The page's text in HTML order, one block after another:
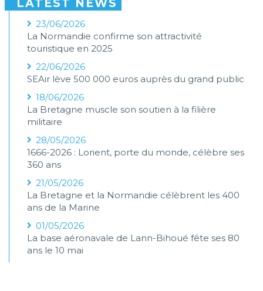
LATEST NEWS
23/06/2026
La Normandie confirme son attractivité
touristique en 2025
22/06/2026
SEAir lève 500 000 euros auprès du grand public
18/06/2026
La Bretagne muscle son soutien à la filière
militaire
28/05/2026
1666-2026 : Lorient, porte du monde, célèbre ses
360 ans
21/05/2026
La Bretagne et la Normandie célèbrent les 400
ans de la Marine
01/05/2026
La base aéronavale de Lann-Bihoué fête ses 80
ans le 10 mai